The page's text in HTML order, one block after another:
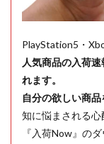
PlayStation5・
人気商品の入荷
れます。
自分の欲しい商
知に悩まされる心
『入荷Now』の